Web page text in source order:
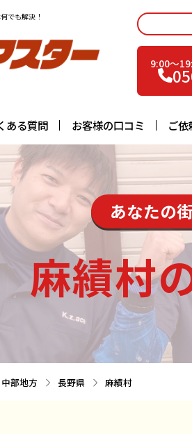
でも解決！
9:00〜
ある質問 お客様の口コミ ご
あなたの
麻績村
中部地方 長野県 麻績村